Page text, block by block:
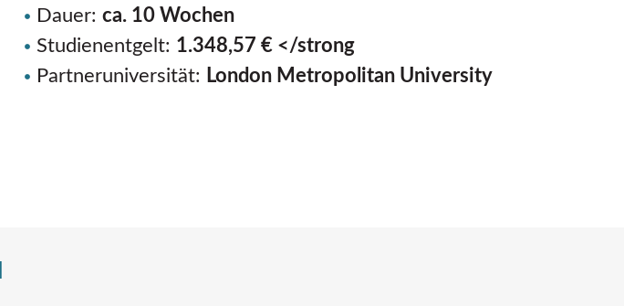
Dauer: ca. 10 Wochen
Studienentgelt: 1.348,57 € </strong
Partneruniversität: London Metropolitan University